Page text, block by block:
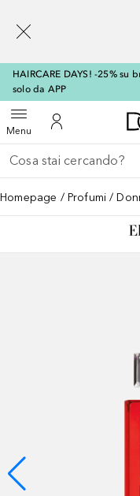
HAIRCARE DAYS! -25% su
solo da APP
MenuApri menuAl Mio Account
Torna indietro
Esegui ricerca
Homepage Profumi